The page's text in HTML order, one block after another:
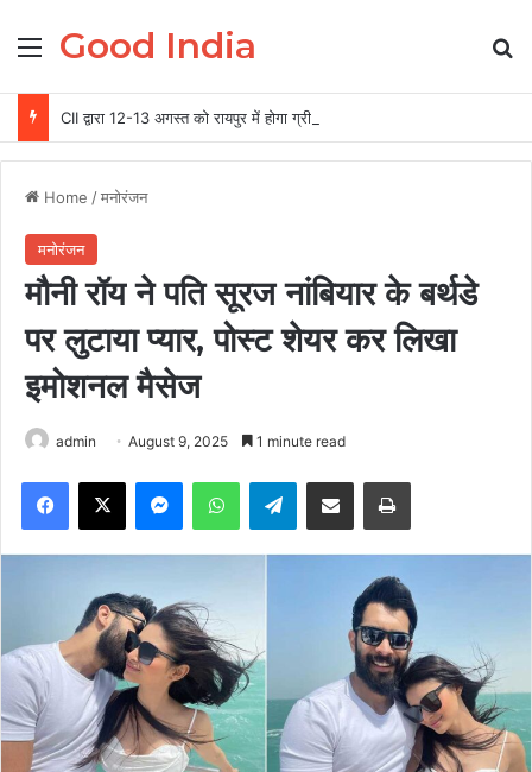
Menu
Good India
Home /मनोरंजन
मनोरंजन
मौनी रॉय ने पति सूरज नांबियार के बर्थडे
पर लुटाया प्यार, पोस्ट शेयर कर लिखा
इमोशनल मैसेज
admin August 9, 2025 1 minute read
Facebook
X MessengerWhatsAppTelegramShare via Email Print